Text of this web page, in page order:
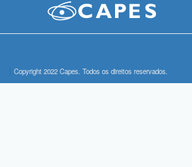
Copyright 2022 Capes. Todos os direitos reservados.